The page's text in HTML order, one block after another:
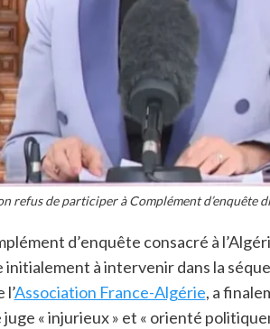
refus de participer à Complément d’enquête
d’enquête consacré à
à intervenir dans la
Association France-Algérie, a
« injurieux » et « orienté